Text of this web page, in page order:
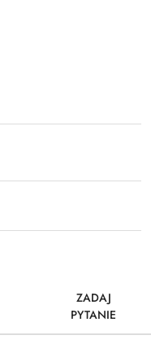
ZADAJ
PYTANIE